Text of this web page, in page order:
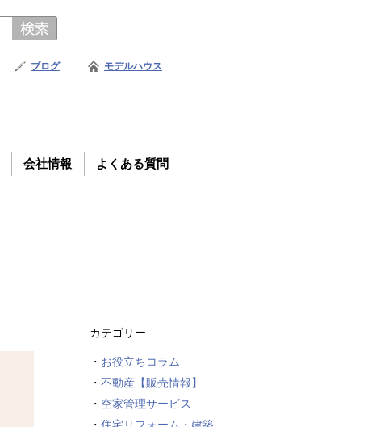
ブログ モデルハウス
会社情報 よくある質問
カテゴリー
お役立ちコラム
不動産【販売情報】
空家管理サービス